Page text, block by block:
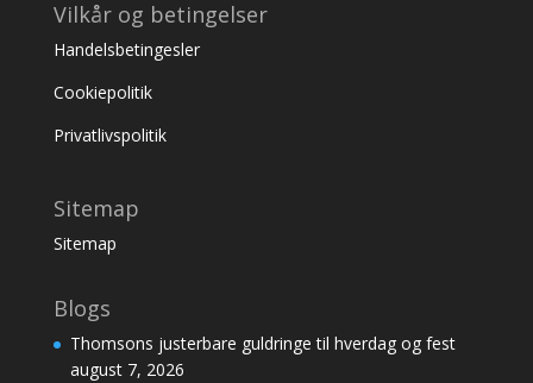
Vilkår og betingelser
Handelsbetingesler
Cookiepolitik
Privatlivspolitik
Sitemap
Sitemap
Blogs
Thomsons justerbare guldringe til hverdag og fest
august 7, 2026